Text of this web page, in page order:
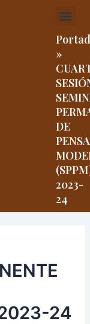
»
DE
2023-
24
24